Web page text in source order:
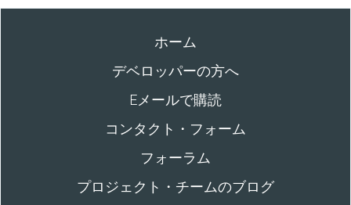
ホーム
デベロッパーの方へ
Eメールで購読
コンタクト・フォーム
フォーラム
プロジェクト・チームのブログ